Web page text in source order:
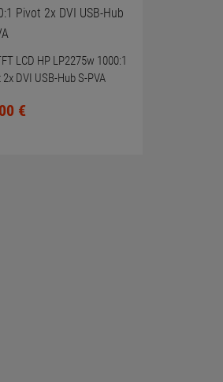
LCD HP LP2275w 1000:1
2x DVI USB-Hub S-PVA
00 €